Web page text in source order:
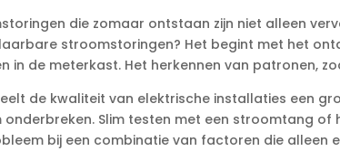
die zomaar ontstaan zijn niet alleen
stroomstoringen? Het begint met het
in de meterkast.​ Het herkennen van patronen,
de kwaliteit van elektrische installaties een
onderbreken.​ Slim testen met een stroomtang
bij een combinatie van factoren die alleen